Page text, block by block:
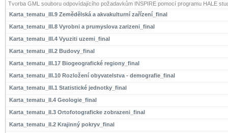
Tvorba GML souboru odpovídajícího požadavkům INSPIRE pomocí programu HALE
Karta_tematu_III.9 Zemědělská a akvakulturní zařízení_final
Karta_tematu_III.8 Vyrobni a prumyslova zarizeni_final
Karta_tematu_III.4 Vyuziti uzemi_final
Karta_tematu_III.2 Budovy_final
Karta_tematu_III.17 Biogeografické regiony_final
Karta_tematu_III.10 Rozložení obyvatelstva - demografie_final
Karta_tematu_III.1 Statistické jednotky_final
Karta_tematu_II.4 Geologie_final
Karta_tematu_II.3 Ortofotograficke zobrazeni_final
Karta_tematu_II.2 Krajinný pokryv_final